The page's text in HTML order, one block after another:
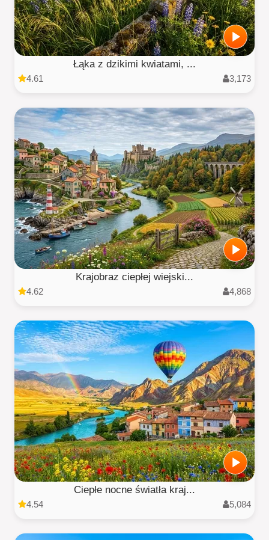
Łąka z dzikimi kwiatami, ...
4.61 3,173
Krajobraz ciepłej wiejski...
4.62 4,868
Ciepłe nocne światła kraj...
4.54 5,084